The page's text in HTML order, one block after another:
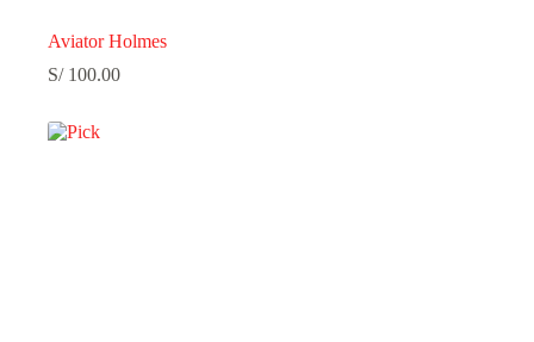
Aviator Holmes
S/100.00